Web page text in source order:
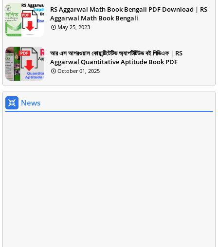
RS Aggarwal Math Book Bengali PDF Download | RS
Aggarwal Math Book Bengali
May 25, 2023
আর এস আগরওয়াল কোয়ান্টিটেটিভ অ্যাপটিটিউড বই পিডিএফ | RS
Aggarwal Quantitative Aptitude Book PDF
October 01, 2025
News